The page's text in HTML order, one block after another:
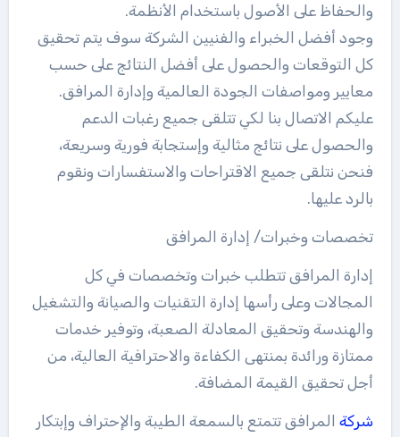
والحفاظ على الأصول باستخدام الأنظمة.
وجود أفضل الخبراء والفنيين الشركة سوف يتم تحقيق
كل التوقعات والحصول على أفضل النتائج على حسب
معايير ومواصفات الجودة العالمية وإدارة المرافق.
عليكم الاتصال بنا لكي تتلقى جميع رغبات الدعم
والحصول على نتائج مثالية وإستجابة فورية وسريعة،
فنحن نتلقى جميع الاقتراحات والاستفسارات ونقوم
بالرد عليها.
تخصصات وخبرات/ إدارة المرافق
إدارة المرافق تتطلب خبرات وتخصصات في كل
المجالات وعلى رأسها إدارة التقنيات والصيانة والتشغيل
والهندسة وتحقيق المعادلة الصعبة، وتوفير خدمات
ممتازة ورائدة بمنتهى الكفاءة والاحترافية العالية، من
أجل تحقيق القيمة المضافة.
شركةالمرافق تتمتع بالسمعة الطيبة والإحتراف وإبتكار